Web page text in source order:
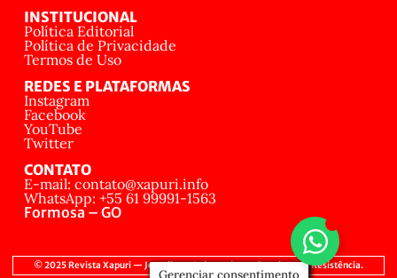
INSTITUCIONAL
Política Editorial
Política de Privacidade
Termos de Uso
REDES E PLATAFORMAS
Instagram
Facebook
YouTube
Twitter
CONTATO
E-mail: contato@xapuri.info
WhatsApp: +55 61 99991-1563
Formosa – GO
© 2025 Revista Xapuri — Jornalismo Independente, Popular e de Resistência.
Gerenciar consentimento